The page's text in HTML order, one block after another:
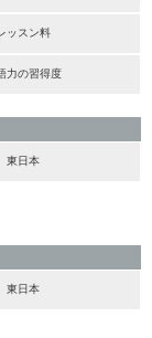
ッスン料
力の習得度
東日本
東日本